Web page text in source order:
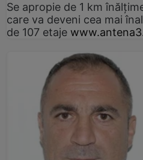
Se apropie de 1 km
care va deveni cea mai
de 107 etaje